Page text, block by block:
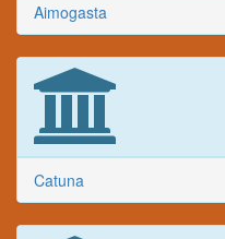
Aimogasta
Catuna